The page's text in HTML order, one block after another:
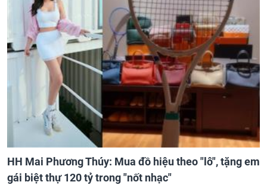
HH Mai Phương Thúy: Mua đồ hiệu theo "lô", tặng em
gái biệt thự 120 tỷ trong "nốt nhạc"